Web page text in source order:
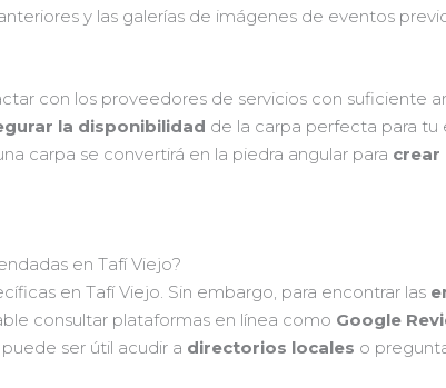
y las galerías de imágenes de eventos
con los proveedores de servicios con suficiente
la disponibilidad de la carpa perfecta para tu
carpa se convertirá en la piedra angular para crear
en Tafí Viejo?
en Tafí Viejo. Sin embargo, para encontrar las
consultar plataformas en línea como Google
ser útil acudir a directorios locales o